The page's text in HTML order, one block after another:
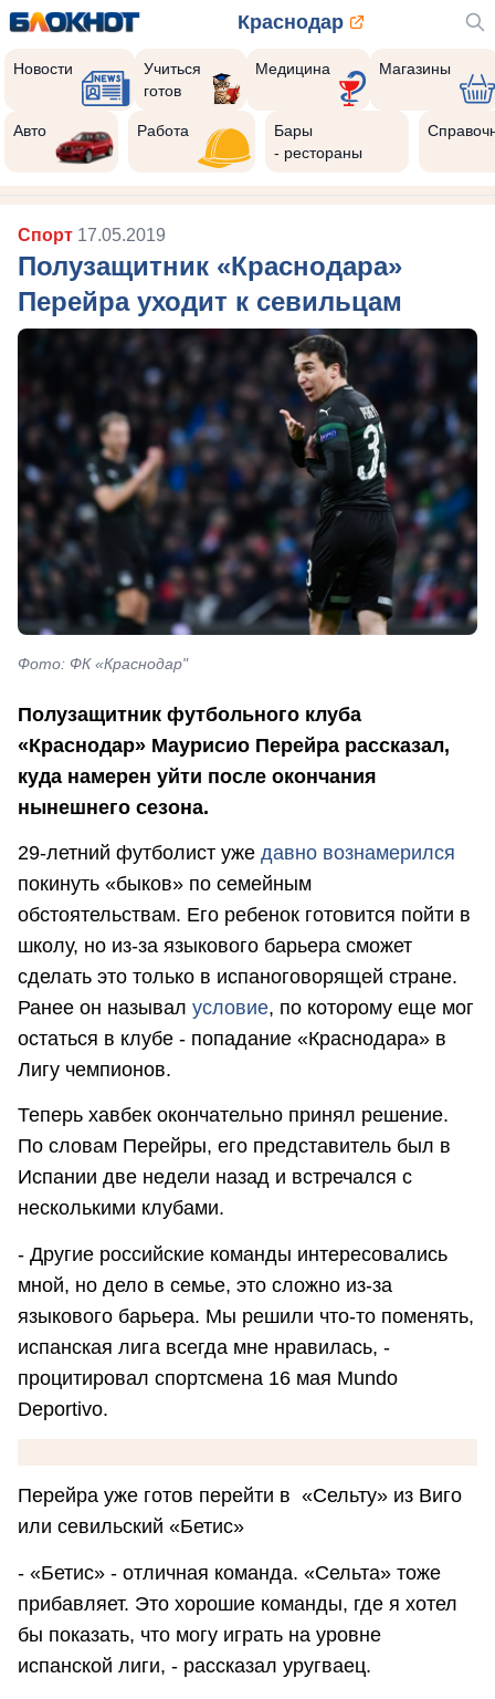
Краснодар
Новости
Учиться
готов
Медицина Магазины
Авто Работа
Бары
- рестораны
Спорт 17.05.2019
Полузащитник «Краснодара»
Перейра уходит к севильцам
Фото: ФК «Краснодар"
Полузащитник футбольного клуба
«Краснодар» Маурисио Перейра рассказал,
куда намерен уйти после окончания
нынешнего сезона.
29-летний футболист уже давно вознамерился
покинуть «быков» по семейным
обстоятельствам. Его ребенок готовится пойти в
школу, но из-за языкового барьера сможет
сделать это только в испаноговорящей стране.
Ранее он называл условие, по которому еще мог
остаться в клубе - попадание «Краснодара» в
Лигу чемпионов.
Теперь хавбек окончательно принял решение.
По словам Перейры, его представитель был в
Испании две недели назад и встречался с
несколькими клубами.
- Другие российские команды интересовались
мной, но дело в семье, это сложно из-за
языкового барьера. Мы решили что-то поменять,
испанская лига всегда мне нравилась, -
процитировал спортсмена 16 мая Mundo
Deportivo.
Перейра уже готов перейти в «Сельту» из Виго
или севильский «Бетис»
- «Бетис» - отличная команда. «Сельта» тоже
прибавляет. Это хорошие команды, где я хотел
бы показать, что могу играть на уровне
испанской лиги, - рассказал уругваец.